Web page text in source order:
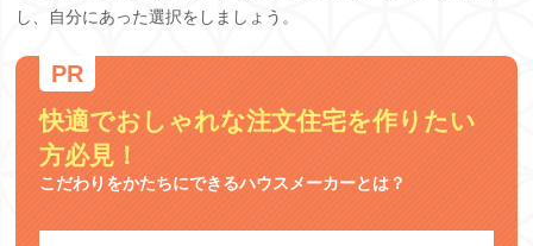
し、自分にあった選択をしましょう。
快適でおしゃれな注文住宅を作りたい
方必見！
こだわりをかたちにできるハウスメーカーとは？